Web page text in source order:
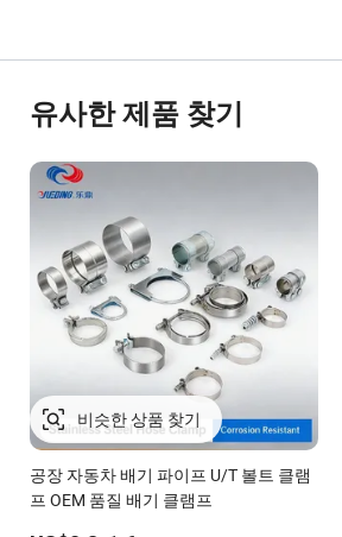
유사한 제품 찾기
공장 자동차 배기 파이프 U/T 볼트 클램
프 OEM 품질 배기 클램프